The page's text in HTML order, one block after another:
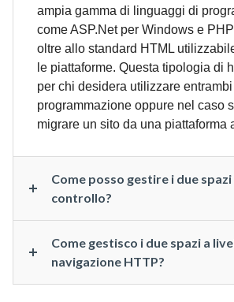
ampia gamma di linguaggi di
come ASP.Net per Windows e
oltre allo standard HTML
le piattaforme. Questa tipologia di
per chi desidera utilizzare
programmazione oppure nel caso
migrare un sito da una piattaforma
Come posso gestire i due
controllo?
Come gestisco i due spazi a
navigazione HTTP?